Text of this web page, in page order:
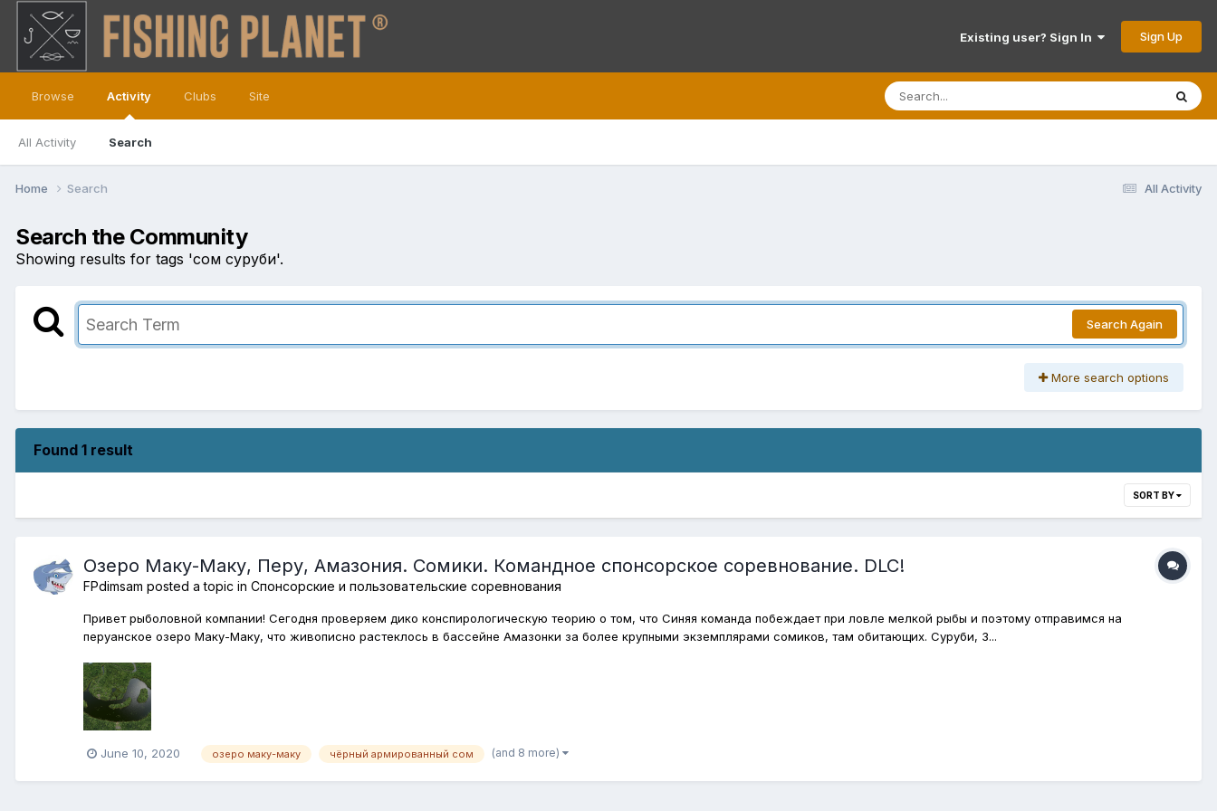
Existing user? Sign In Sign Up
Browse Activity
All Activity Search
Clubs Site
All Activity
Home Search
Search the Community
Showing results for tags 'сом суруби'.
Search Again
More search options
Found 1 result
SORT BY
Озеро Маку-Маку, Перу, Амазония. Сомики. Командное спонсорское соревнование. DLC!
FPdimsam posted a topic in Спонсорские и пользовательские соревнования
Привет рыболовной компании! Сегодня проверяем дико конспирологическую теорию о том, что Синяя команда побеждает при ловле мелкой рыбы и поэтому отправимся на
перуанское озеро Маку-Маку, что живописно растеклось в бассейне Амазонки за более крупными экземплярами сомиков, там обитающих. Суруби, З...
June 10, 2020 озеро маку-маку чёрный армированный сом (and 8 more)